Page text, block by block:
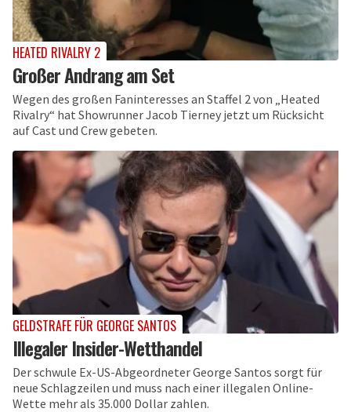
HEATED RIVALRY 2
Großer Andrang am Set
Wegen des großen Faninteresses an Staffel 2 von „Heated
Rivalry“ hat Showrunner Jacob Tierney jetzt um Rücksicht
auf Cast und Crew gebeten.
GELDSTRAFE FÜR GEORGE SANTOS
Illegaler Insider-Wetthandel
Der schwule Ex-US-Abgeordneter George Santos sorgt für
neue Schlagzeilen und muss nach einer illegalen Online-
Wette mehr als 35.000 Dollar zahlen.